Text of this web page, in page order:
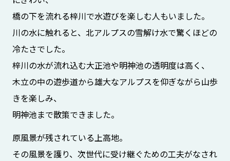
橋の下を流れる梓川で水遊びを楽しむ人もいました。
川の水に触れると、北アルプスの雪解け水で驚くほどの
冷たさでした。
梓川の水が流れ込む大正池や明神池の透明度は高く、
木立の中の遊歩道から雄大なアルプスを仰ぎながら山歩
きを楽しみ、
明神池まで散策できました。
原風景が残されている上高地。
その風景を護り、次世代に受け継ぐための工夫がなされ